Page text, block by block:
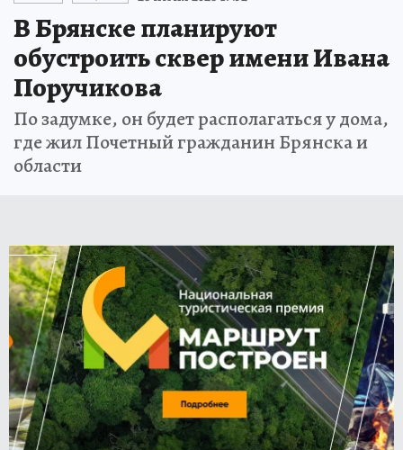
В Брянске планируют
обустроить сквер имени Ивана
Поручикова
По задумке, он будет располагаться у дома,
где жил Почетный гражданин Брянска и
области